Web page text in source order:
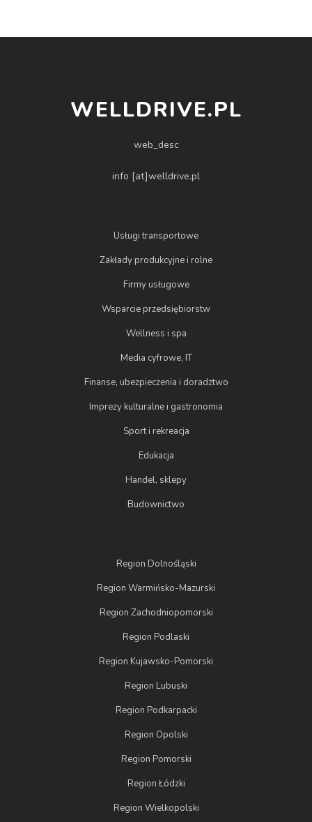
WELLDRIVE.PL
web_desc
info [at]welldrive.pl
Usługi transportowe
Zakłady produkcyjne i rolne
Firmy usługowe
Wsparcie przedsiębiorstw
Wellness i spa
Media cyfrowe, IT
Finanse, ubezpieczenia i doradztwo
Imprezy kulturalne i gastronomia
Sport i rekreacja
Edukacja
Handel, sklepy
Budownictwo
Region Dolnośląski
Region Warmińsko-Mazurski
Region Zachodniopomorski
Region Podlaski
Region Kujawsko-Pomorski
Region Lubuski
Region Podkarpacki
Region Opolski
Region Pomorski
Region Łódzki
Region Wielkopolski